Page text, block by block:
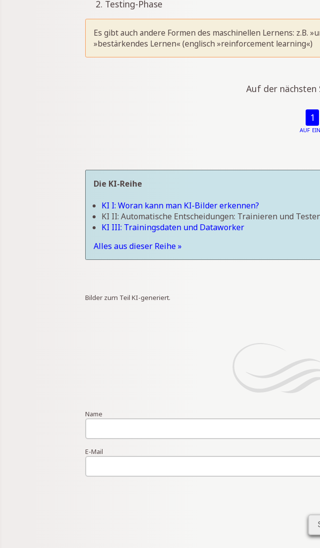
Testing-Phase
Es gibt auch andere Formen des maschinellen Lernens: z.B.
»bestärkendes Lernen« (englisch »reinforcement learning«)
Auf der nächsten
1
auf
Die KI-Reihe
KI I: Woran kann man KI-Bilder erkennen?
KI II: Automatische Entscheidungen: Trainieren und
KI III: Trainingsdaten und Dataworker
Alles aus dieser Reihe »
Bilder zum Teil KI-generiert.
Name
E-Mail